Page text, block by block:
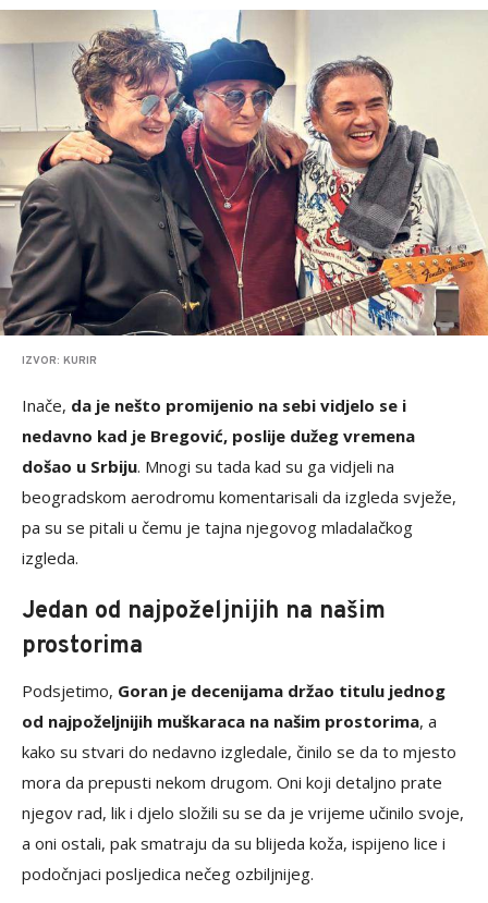
IZVOR: KURIR
Inače, da je nešto promijenio na sebi vidjelo se i
nedavno kad je Bregović, poslije dužeg vremena
došao u Srbiju. Mnogi su tada kad su ga vidjeli na
beogradskom aerodromu komentarisali da izgleda svježe,
pa su se pitali u čemu je tajna njegovog mladalačkog
izgleda.
Jedan od najpoželjnijih na našim
prostorima
Podsjetimo, Goran je decenijama držao titulu jednog
od najpoželjnijih muškaraca na našim prostorima, a
kako su stvari do nedavno izgledale, činilo se da to mjesto
mora da prepusti nekom drugom. Oni koji detaljno prate
njegov rad, lik i djelo složili su se da je vrijeme učinilo svoje,
a oni ostali, pak smatraju da su blijeda koža, ispijeno lice i
podočnjaci posljedica nečeg ozbiljnijeg.